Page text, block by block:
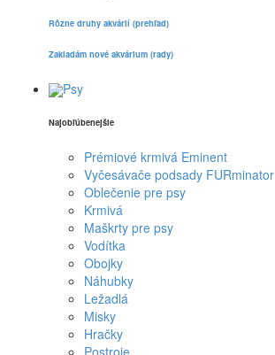
Rôzne druhy akvárií (prehľad)
Zakladám nové akvárium (rady)
Psy
Najobľúbenejšie
Prémiové krmivá Eminent
Vyčesávače podsady FURminator
Oblečenie pre psy
Krmivá
Maškrty pre psy
Vodítka
Obojky
Náhubky
Ležadlá
Misky
Hračky
Postroje